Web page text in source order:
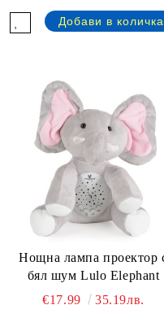
Нощна лампа проектор
бял шум Lulo Elephant
€17.99
35.19лв.